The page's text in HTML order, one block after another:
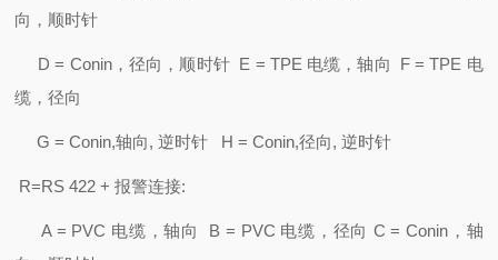
向，顺时针
D = Conin，径向，顺时针 E = TPE 电缆，轴向 F = TPE 电
缆，径向
G = Conin,轴向, 逆时针 H = Conin,径向, 逆时针
R=RS 422 + 报警连接:
A = PVC 电缆，轴向 B = PVC 电缆，径向 C = Conin，轴